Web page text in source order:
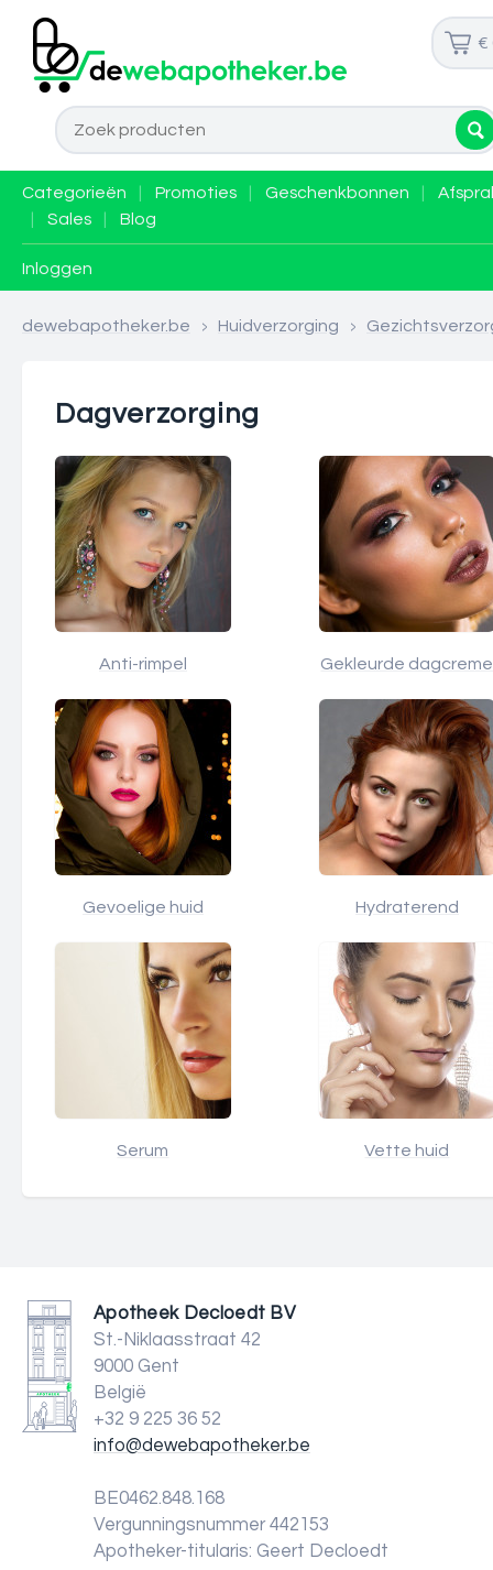
€
Categorieën Promoties Geschenkbonnen
Sales Blog
Inloggen
dewebapotheker.be > Huidverzorging >
Dagverzorging
Anti-rimpel Gekleurde dagcreme
Gevoelige huid Hydraterend
Serum Vette huid
Apotheek Decloedt BV
St.-Niklaasstraat 42
9000 Gent
België
+32 9 225 36 52
info@dewebapotheker.be
BE0462.848.168
Vergunningsnummer 442153
Apotheker-titularis: Geert Decloedt